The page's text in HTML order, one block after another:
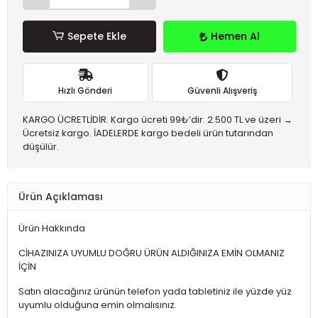
Sepete Ekle Hemen Al
Hızlı Gönderi Güvenli Alışveriş
KARGO ÜCRETLİDİR. Kargo ücreti 99₺’dir. 2.500 TL ve üzeri →
Ücretsiz kargo. İADELERDE kargo bedeli ürün tutarından
düşülür.
Ürün Açıklaması
Ürün Hakkında
CİHAZINIZA UYUMLU DOĞRU ÜRÜN ALDIĞINIZA EMİN OLMANIZ
İÇİN
Satın alacağınız ürünün telefon yada tabletiniz ile yüzde yüz
uyumlu olduğuna emin olmalısınız.